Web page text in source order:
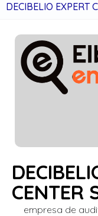
DECIBELIO EXPERT
CENTER
empresa de